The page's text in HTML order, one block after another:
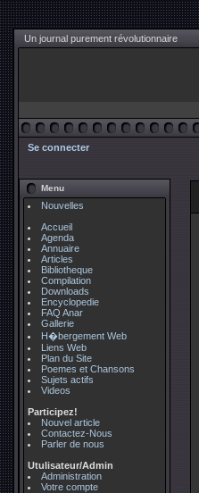
Un journal purement révolutionnaire
Se connecter
Menu
Nouvelles
Accueil
Agenda
Annuaire
Articles
Bibliotheque
Compilation
Downloads
Encyclopedie
FAQ Anar
Gallerie
H�bergement Web
Liens Web
Plan du Site
Poemes et Chansons
Sujets actifs
Videos
Participez!
Nouvel article
Contactez-Nous
Parler de nous
Utulisateur/Admin
Administration
Votre compte